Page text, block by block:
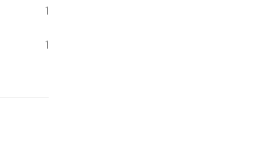
1
1